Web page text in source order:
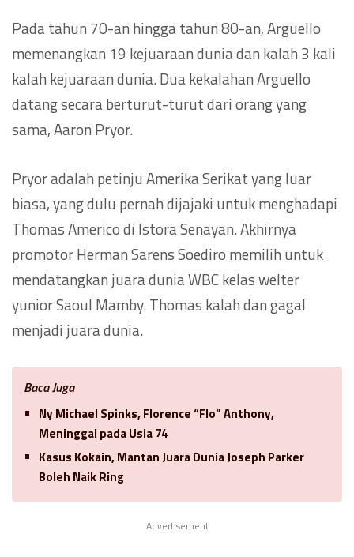
Pada tahun 70-an hingga tahun 80-an, Arguello
memenangkan 19 kejuaraan dunia dan kalah 3 kali
kalah kejuaraan dunia. Dua kekalahan Arguello
datang secara berturut-turut dari orang yang
sama, Aaron Pryor.
Pryor adalah petinju Amerika Serikat yang luar
biasa, yang dulu pernah dijajaki untuk menghadapi
Thomas Americo di Istora Senayan. Akhirnya
promotor Herman Sarens Soediro memilih untuk
mendatangkan juara dunia WBC kelas welter
yunior Saoul Mamby. Thomas kalah dan gagal
menjadi juara dunia.
Baca Juga
Ny Michael Spinks, Florence “Flo” Anthony,
Meninggal pada Usia 74
Kasus Kokain, Mantan Juara Dunia Joseph Parker
Boleh Naik Ring
Advertisement